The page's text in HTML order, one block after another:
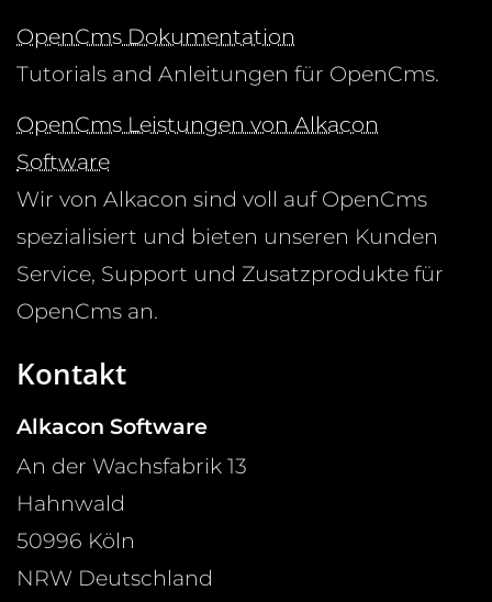
OpenCms Dokumentation
Tutorials and Anleitungen für OpenCms.
OpenCms Leistungen von Alkacon
Software
Wir von Alkacon sind voll auf OpenCms
spezialisiert und bieten unseren Kunden
Service, Support und Zusatzprodukte für
OpenCms an.
Kontakt
Alkacon Software
An der Wachsfabrik 13
Hahnwald
50996 Köln
NRW Deutschland